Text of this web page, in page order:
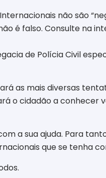
não são
é falso. Consulte na
de Polícia Civil
as mais diversas
o cidadão a conhecer
a sua ajuda. Para
que se tenha